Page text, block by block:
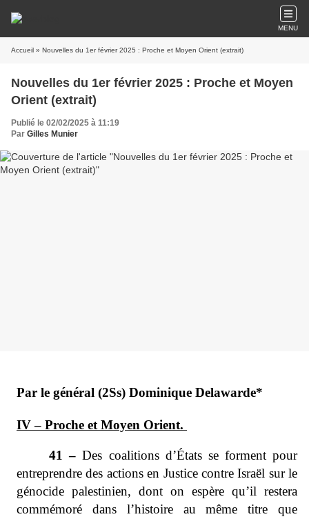
MENU
Accueil » Nouvelles du 1er février 2025 : Proche et Moyen Orient (extrait)
Nouvelles du 1er février 2025 : Proche et Moyen
Orient (extrait)
Publié le 02/02/2025 à 11:19
Par Gilles Munier
Par le général (2Ss) Dominique Delawarde*
IV – Proche et Moyen Orient.
41 –Des coalitions d’États se forment pour
entreprendre des actions en Justice contre Israël sur le
génocide palestinien, dont on espère qu’il restera
commémoré dans l’histoire au même titre que